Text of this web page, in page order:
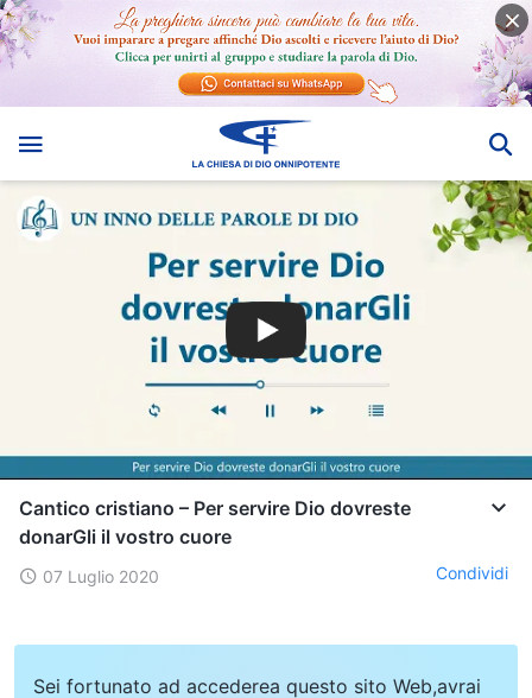
Cantico cristiano – Per servire Dio dovreste
donarGli il vostro cuore
07 Luglio 2020 Condividi
Sei fortunato ad accederea questo sito Web,avrai